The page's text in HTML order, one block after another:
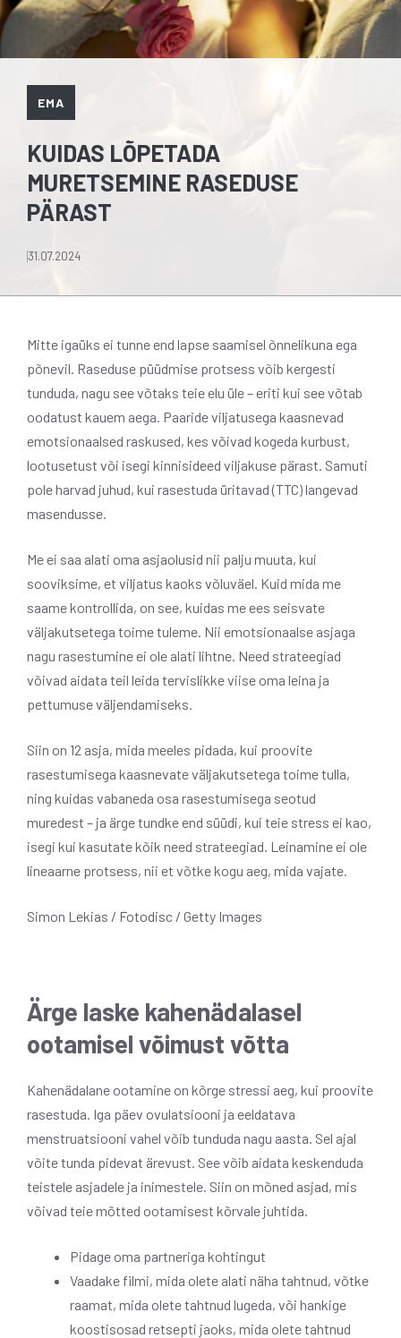
EMA
KUIDAS LÕPETADA
MURETSEMINE RASEDUSE
PÄRAST
31.07.2024
Mitte igaüks ei tunne end lapse saamisel õnnelikuna ega
põnevil. Raseduse püüdmise protsess võib kergesti
tunduda, nagu see võtaks teie elu üle – eriti kui see võtab
oodatust kauem aega. Paaride viljatusega kaasnevad
emotsionaalsed raskused, kes võivad kogeda kurbust,
lootusetust või isegi kinnisideed viljakuse pärast. Samuti
pole harvad juhud, kui rasestuda üritavad (TTC) langevad
masendusse.
Me ei saa alati oma asjaolusid nii palju muuta, kui
sooviksime, et viljatus kaoks võluväel. Kuid mida me
saame kontrollida, on see, kuidas me ees seisvate
väljakutsetega toime tuleme. Nii emotsionaalse asjaga
nagu rasestumine ei ole alati lihtne. Need strateegiad
võivad aidata teil leida tervislikke viise oma leina ja
pettumuse väljendamiseks.
Siin on 12 asja, mida meeles pidada, kui proovite
rasestumisega kaasnevate väljakutsetega toime tulla,
ning kuidas vabaneda osa rasestumisega seotud
muredest – ja ärge tundke end süüdi, kui teie stress ei kao,
isegi kui kasutate kõik need strateegiad. Leinamine ei ole
lineaarne protsess, nii et võtke kogu aeg, mida vajate.
Simon Lekias / Fotodisc / Getty Images
Ärge laske kahenädalasel
ootamisel võimust võtta
Kahenädalane ootamine on kõrge stressi aeg, kui proovite
rasestuda. Iga päev ovulatsiooni ja eeldatava
menstruatsiooni vahel võib tunduda nagu aasta. Sel ajal
võite tunda pidevat ärevust. See võib aidata keskenduda
teistele asjadele ja inimestele. Siin on mõned asjad, mis
võivad teie mõtted ootamisest kõrvale juhtida.
Pidage oma partneriga kohtingut
Vaadake filmi, mida olete alati näha tahtnud, võtke
raamat, mida olete tahtnud lugeda, või hankige
koostisosad retsepti jaoks, mida olete tahtnud